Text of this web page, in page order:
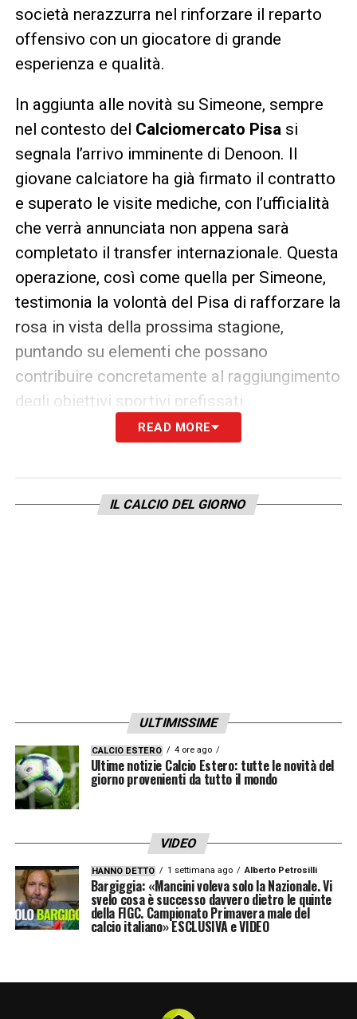
società nerazzurra nel rinforzare il reparto
offensivo con un giocatore di grande
esperienza e qualità.
In aggiunta alle novità su Simeone, sempre
nel contesto del Calciomercato Pisa si
segnala l’arrivo imminente di Denoon. Il
giovane calciatore ha già firmato il contratto
e superato le visite mediche, con l’ufficialità
che verrà annunciata non appena sarà
completato il transfer internazionale. Questa
operazione, così come quella per Simeone,
testimonia la volontà del Pisa di rafforzare la
rosa in vista della prossima stagione,
puntando su elementi che possano
contribuire concretamente al raggiungimento
degli obiettivi sportivi prefissati.
Calciomercato Pisasi presenta quindi
fare investimenti mirati per costruire una
squadra competitiva e ambiziosa.
READ MORE
IL CALCIO DEL GIORNO
ULTIMISSIME
CALCIO ESTERO 4 ore ago
Ultime notizie Calcio Estero: tutte le novità del
giorno provenienti da tutto il mondo
VIDEO
HANNO DETTO 1 settimana ago Alberto Petrosilli
Bargiggia: «Mancini voleva solo la Nazionale. Vi
svelo cosa è successo davvero dietro le quinte
della FIGC. Campionato Primavera male del
calcio italiano» ESCLUSIVA e VIDEO